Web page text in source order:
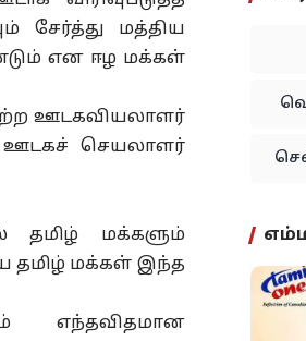
சேர்த்து மத்திய
என ஈழ மக்கள்
ஊடகவியலாளர்
ஊடகச் செயலாளர்
தமிழ் மக்களும்
தமிழ் மக்கள் இந்த
எந்தவிதமான